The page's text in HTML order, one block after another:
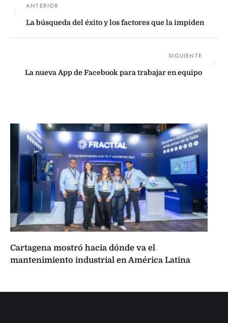
La búsqueda del éxito y los factores que la impiden
La nueva App de Facebook para trabajar en equipo
Cartagena mostró hacia dónde va el
mantenimiento industrial en América Latina